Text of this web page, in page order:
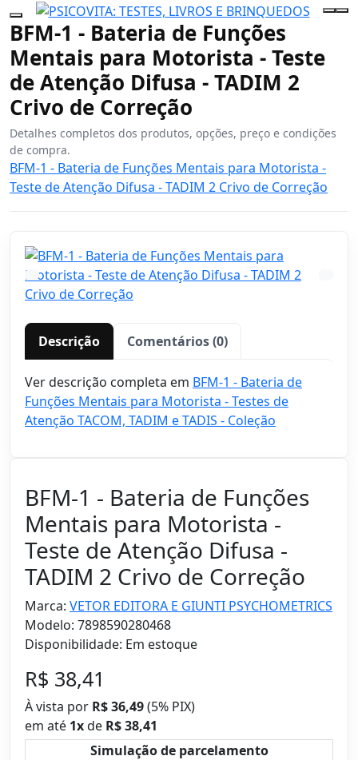
BFM-1 - Bateria de Funções
Mentais para Motorista - Teste
de Atenção Difusa - TADIM 2
Crivo de Correção
Detalhes completos dos produtos, opções, preço e condições
de compra.
BFM-1 - Bateria de Funções Mentais para Motorista -
Teste de Atenção Difusa - TADIM 2 Crivo de Correção
Descrição Comentários (0)
Ver descrição completa em BFM-1 - Bateria de
Funções Mentais para Motorista - Testes de
Atenção TACOM, TADIM e TADIS - Coleção
BFM-1 - Bateria de Funções
Mentais para Motorista -
Teste de Atenção Difusa -
TADIM 2 Crivo de Correção
Marca: VETOR EDITORA E GIUNTI PSYCHOMETRICS
Modelo: 7898590280468
Disponibilidade: Em estoque
R$ 38,41
À vista por R$ 36,49(5% PIX)
em até 1xde R$ 38,41
Simulação de parcelamento